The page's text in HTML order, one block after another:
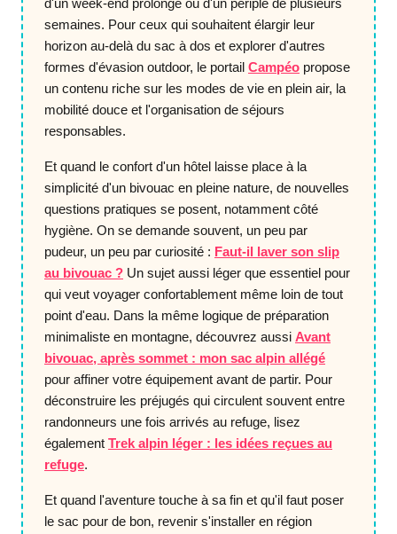
semaines. Pour ceux qui souhaitent élargir leur
horizon au-delà du sac à dos et explorer d'autres
formes d'évasion outdoor, le portail Campéo propose
un contenu riche sur les modes de vie en plein air, la
mobilité douce et l'organisation de séjours
responsables.
Et quand le confort d'un hôtel laisse place à la
simplicité d'un bivouac en pleine nature, de nouvelles
questions pratiques se posent, notamment côté
hygiène. On se demande souvent, un peu par
pudeur, un peu par curiosité : Faut-il laver son slip
au bivouac ? Un sujet aussi léger que essentiel pour
qui veut voyager confortablement même loin de tout
point d'eau. Dans la même logique de préparation
minimaliste en montagne, découvrez aussi Avant
bivouac, après sommet : mon sac alpin allégé
pour affiner votre équipement avant de partir. Pour
déconstruire les préjugés qui circulent souvent entre
randonneurs une fois arrivés au refuge, lisez
également Trek alpin léger : les idées reçues au
refuge.
Et quand l'aventure touche à sa fin et qu'il faut poser
le sac pour de bon, revenir s'installer en région